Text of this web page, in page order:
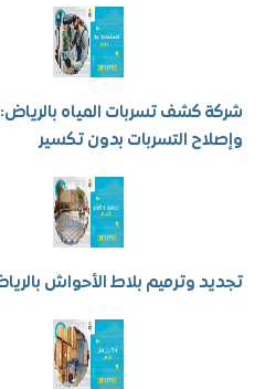
كشف تسربات المياه بالرياض: اكتشاف
التسربات بدون تكسير
وترميم بلاط الأحواش بالرياض